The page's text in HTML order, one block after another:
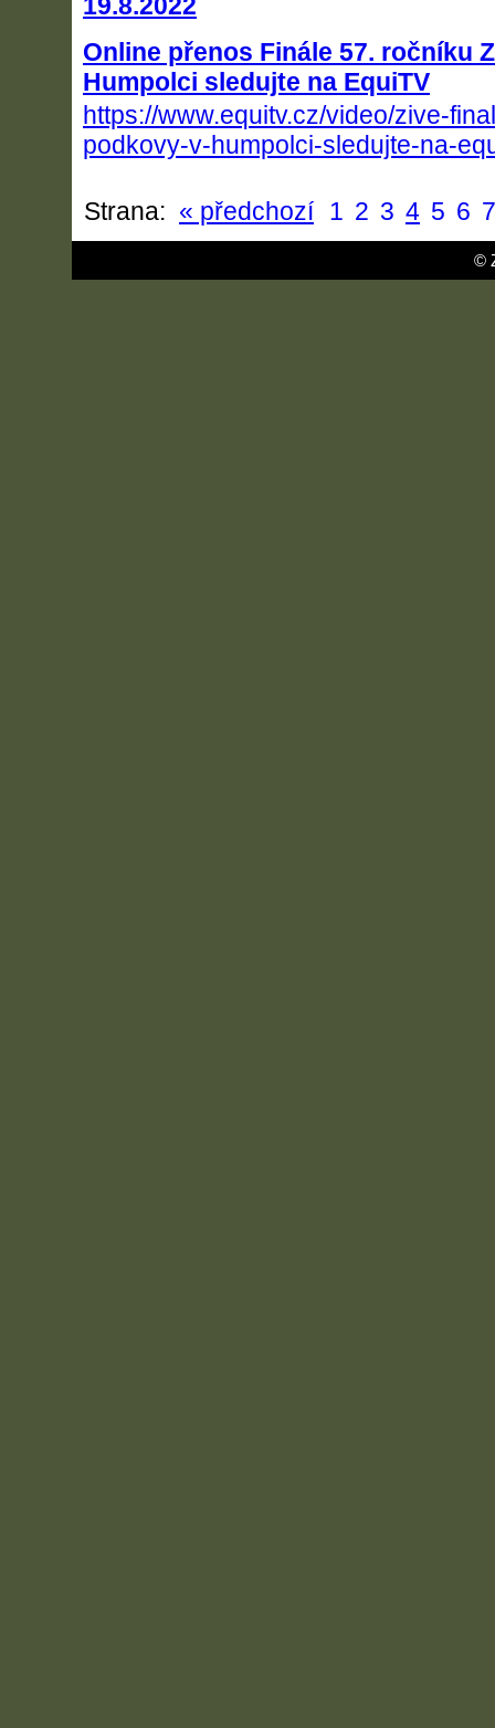
Online přenos Finále 57. ročníku
Humpolci sledujte na EquiTV
https://www.equitv.cz/video/zive-
podkovy-v-humpolci-sledujte-na-
Strana: « předchozí 1 2 3 4 5 6 7
©